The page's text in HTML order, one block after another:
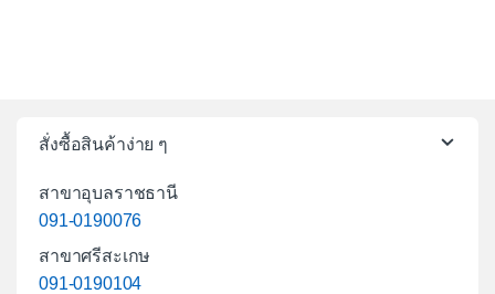
สั่งซื้อสินค้าง่าย ๆ
สาขาอุบลราชธานี
091-0190076
สาขาศรีสะเกษ
091-0190104